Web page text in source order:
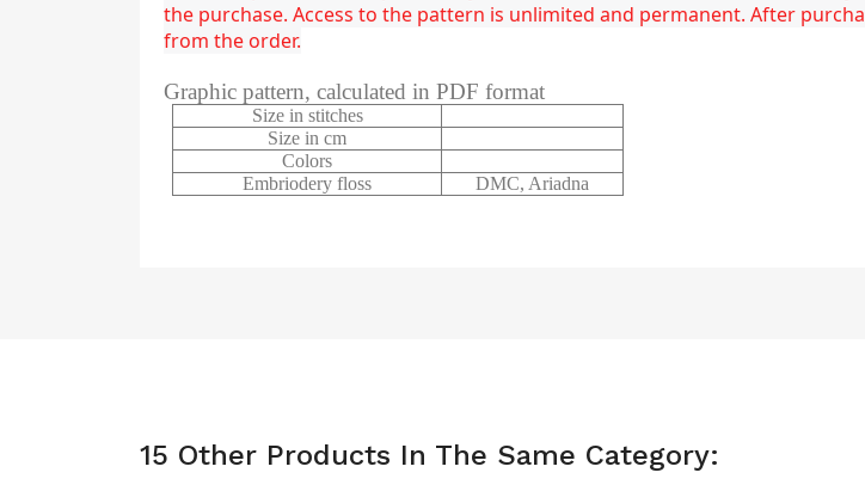
the purchase. Access to the pattern is unlimited and permanent. After
from the order.
Graphic pattern, calculated in PDF format
Size in stitches
Size in cm
Colors
Embriodery floss
DMC, Ariadna
15 Other Products In The Same Category: